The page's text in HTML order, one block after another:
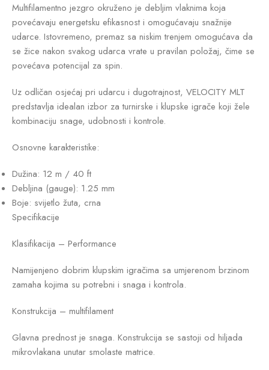
Multifilamentno jezgro okruženo je debljim vlaknima koja
povećavaju energetsku efikasnost i omogućavaju snažnije
udarce. Istovremeno, premaz sa niskim trenjem omogućava da
se žice nakon svakog udarca vrate u pravilan položaj, čime se
povećava potencijal za spin.
Uz odličan osjećaj pri udarcu i dugotrajnost, VELOCITY MLT
predstavlja idealan izbor za turnirske i klupske igrače koji žele
kombinaciju snage, udobnosti i kontrole.
Osnovne karakteristike:
Dužina: 12 m / 40 ft
Debljina (gauge): 1.25 mm
Boje: svijetlo žuta, crna
Specifikacije
Klasifikacija – Performance
Namijenjeno dobrim klupskim igračima sa umjerenom brzinom
zamaha kojima su potrebni i snaga i kontrola.
Konstrukcija – multifilament
Glavna prednost je snaga. Konstrukcija se sastoji od hiljada
mikrovlakana unutar smolaste matrice.